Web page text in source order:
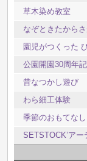
草木染め教室
なぞときたから
園児がつくった
公園開園30周年
昔なつかし遊び
わら細工体験
季節のおもてなし
SETSTOCK’ア